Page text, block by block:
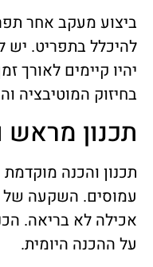
ביצוע מעקב אחר
להיכלל בתפריט. יש
יהיו קיימים לאורך
בחיזוק המוטיבציה
תכנון
תכנון והכנה
עמוסים. השקעה של
אכילה לא בריאה.
על ההכנה היומית.